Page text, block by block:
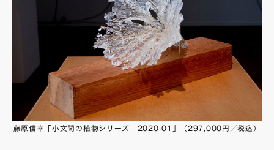
藤原信幸「小文間の植物シリーズ 2020-01」（297,000円／税込）